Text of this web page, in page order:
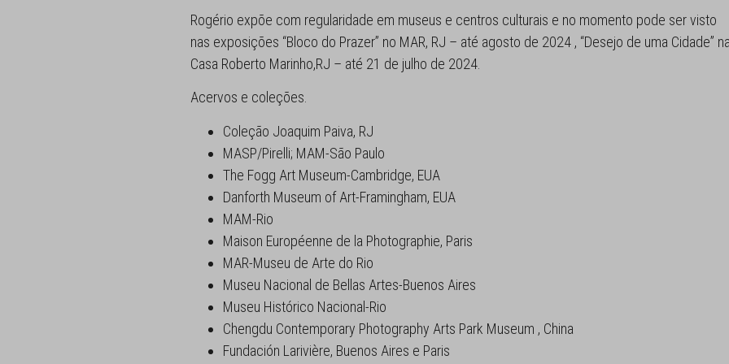
Rogério expõe com regularidade em museus e centros culturais e no momento pode ser visto
nas exposições “Bloco do Prazer” no MAR, RJ – até agosto de 2024 , “Desejo de uma Cidade”
Casa Roberto Marinho,RJ – até 21 de julho de 2024.
Acervos e coleções.
Coleção Joaquim Paiva, RJ
MASP/Pirelli; MAM-São Paulo
The Fogg Art Museum-Cambridge, EUA
Danforth Museum of Art-Framingham, EUA
MAM-Rio
Maison Européenne de la Photographie, Paris
MAR-Museu de Arte do Rio
Museu Nacional de Bellas Artes-Buenos Aires
Museu Histórico Nacional-Rio
Chengdu Contemporary Photography Arts Park Museum , China
Fundación Larivière, Buenos Aires e Paris